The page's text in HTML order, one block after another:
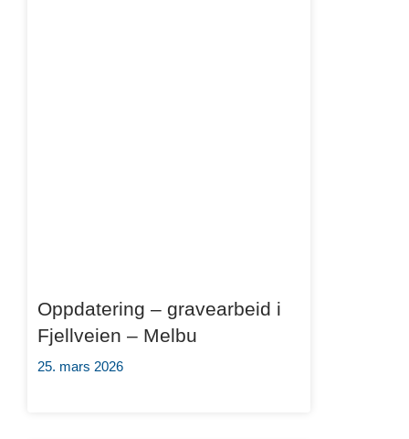
Oppdatering – gravearbeid i
Fjellveien – Melbu
25. mars 2026